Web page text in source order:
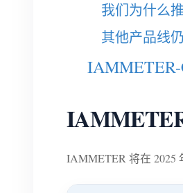
我们为什么
其他产品线
IAMMETER 将在 2025